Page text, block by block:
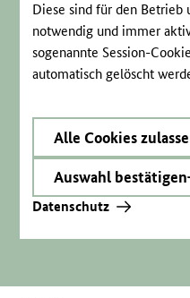
Diese sind für den Betrieb
notwendig und immer
sogenannte Session-
automatisch gelöscht
Alle Cookies
Auswahl bestätigen
Datenschutz